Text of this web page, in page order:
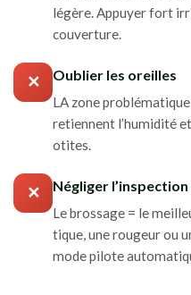
légère. Appuyer fort
couverture.
✕ Oublier les oreilles
LA zone
retiennent l’humidité
otites.
✕ Négliger
Le brossage = le
tique, une rougeur ou
mode pilote